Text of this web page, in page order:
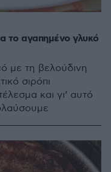
το αγαπημένο γλυκό
με τη βελούδινη
σιρόπι
και γι’ αυτό